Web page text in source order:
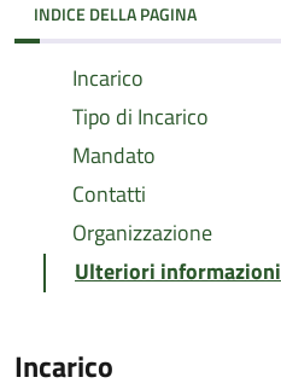
INDICE DELLA PAGINA
Incarico
Tipo di Incarico
Mandato
Contatti
Organizzazione
Ulteriori informazioni
Incarico